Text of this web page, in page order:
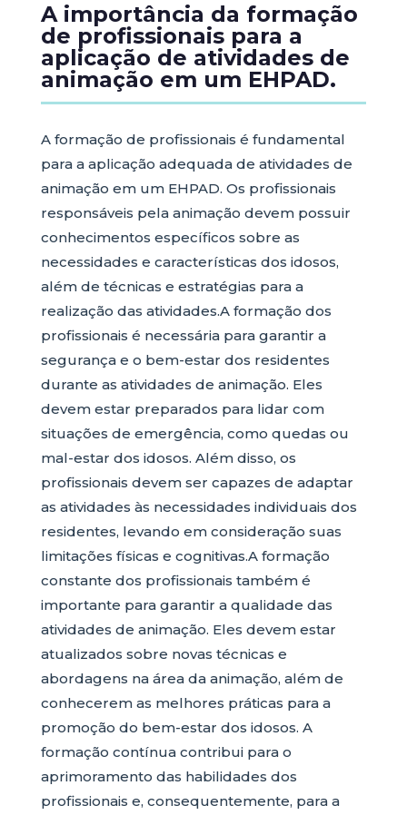
A importância da formação
de profissionais para a
aplicação de atividades de
animação em um EHPAD.
A formação de profissionais é fundamental
para a aplicação adequada de atividades de
animação em um EHPAD. Os profissionais
responsáveis pela animação devem possuir
conhecimentos específicos sobre as
necessidades e características dos idosos,
além de técnicas e estratégias para a
realização das atividades.A formação dos
profissionais é necessária para garantir a
segurança e o bem-estar dos residentes
durante as atividades de animação. Eles
devem estar preparados para lidar com
situações de emergência, como quedas ou
mal-estar dos idosos. Além disso, os
profissionais devem ser capazes de adaptar
as atividades às necessidades individuais dos
residentes, levando em consideração suas
limitações físicas e cognitivas.A formação
constante dos profissionais também é
importante para garantir a qualidade das
atividades de animação. Eles devem estar
atualizados sobre novas técnicas e
abordagens na área da animação, além de
conhecerem as melhores práticas para a
promoção do bem-estar dos idosos. A
formação contínua contribui para o
aprimoramento das habilidades dos
profissionais e, consequentemente, para a